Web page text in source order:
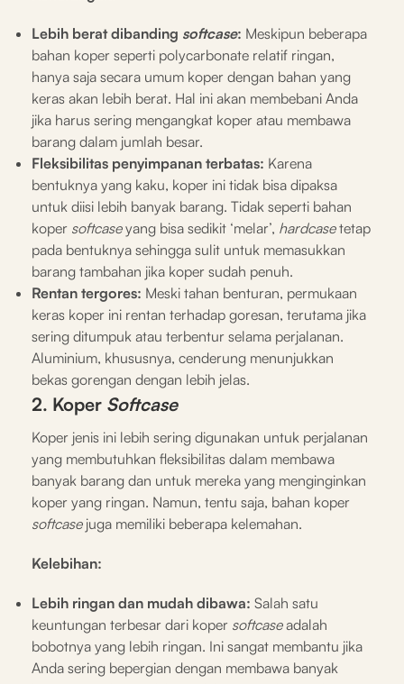
Lebih berat dibanding softcase: Meskipun beberapa
bahan koper seperti polycarbonate relatif ringan,
hanya saja secara umum koper dengan bahan yang
keras akan lebih berat. Hal ini akan membebani Anda
jika harus sering mengangkat koper atau membawa
barang dalam jumlah besar.
Fleksibilitas penyimpanan terbatas: Karena
bentuknya yang kaku, koper ini tidak bisa dipaksa
untuk diisi lebih banyak barang. Tidak seperti bahan
koper softcaseyang bisa sedikit ‘melar’, hardcasetetap
pada bentuknya sehingga sulit untuk memasukkan
barang tambahan jika koper sudah penuh.
Rentan tergores: Meski tahan benturan, permukaan
keras koper ini rentan terhadap goresan, terutama jika
sering ditumpuk atau terbentur selama perjalanan.
Aluminium, khususnya, cenderung menunjukkan
bekas gorengan dengan lebih jelas.
2. Koper Softcase
Koper jenis ini lebih sering digunakan untuk perjalanan
yang membutuhkan fleksibilitas dalam membawa
banyak barang dan untuk mereka yang menginginkan
koper yang ringan. Namun, tentu saja, bahan koper
softcasejuga memiliki beberapa kelemahan.
Kelebihan:
Lebih ringan dan mudah dibawa: Salah satu
keuntungan terbesar dari koper softcaseadalah
bobotnya yang lebih ringan. Ini sangat membantu jika
Anda sering bepergian dengan membawa banyak